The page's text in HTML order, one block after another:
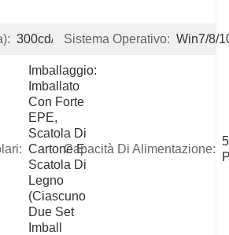
300cd/m2Sistema Operativo: Win7/8/
Imballaggio:
Imballato
Con Forte
EPE,
Scatola Di
Cartone E
Scatola Di
Legno
(ciascuno
Due Set
Imball
Capacità Di Alimentazione: